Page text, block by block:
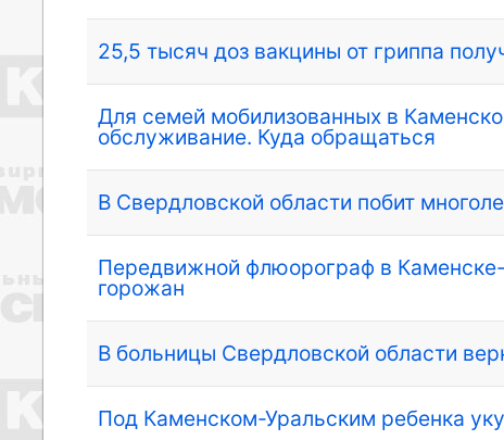
25,5 тысяч доз вакцины от гриппа
Для семей мобилизованных в
обслуживание. Куда обращаться
В Свердловской области побит
Передвижной флюорограф в Каменске-
горожан
В больницы Свердловской области
Под Каменском-Уральским ребенка